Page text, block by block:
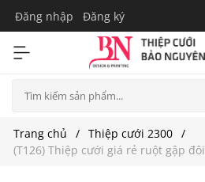
Đăng nhập Đăng ký
Trang chủ
Thiệp cưới 2300
(T126) Thiệp cưới giá rẻ ruột gập đôi